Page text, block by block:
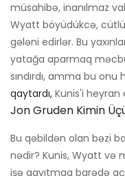
müsahibə, inanılmaz
Wyatt böyüdükcə,
gələni edirlər. Bu
yatağa aparmaq
sındırdı, amma bu
qaytardı, Kunis'i
Jon Gruden Kimin
Bu qəbildən olan bəzi
nədir? Kunis, Wyatt və
işə qayıtmaq barədə